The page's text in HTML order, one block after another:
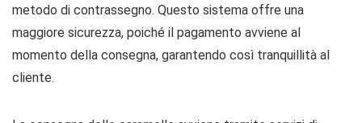
metodo di contrassegno. Questo sistema offre una
maggiore sicurezza, poiché il pagamento avviene al
momento della consegna, garantendo così tranquillità al
cliente.